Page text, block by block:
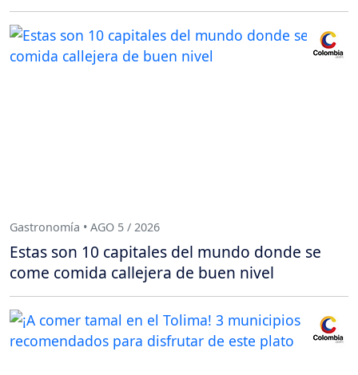
Gastronomía • AGO 5 / 2026
Estas son 10 capitales del mundo donde se
come comida callejera de buen nivel